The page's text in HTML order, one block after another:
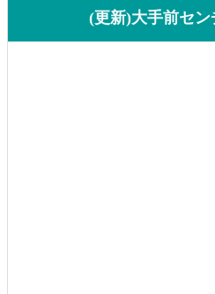
(更新)大手前セ